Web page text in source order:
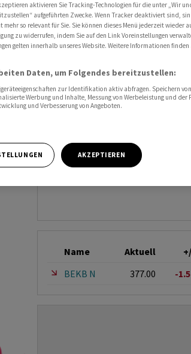
BERNER
Name Aktuell
BEKB N
377.00 -
aktivieren Sie Tracking-Technologien für die unter „Wir
aufgeführten Zwecke. Wenn Tracker deaktiviert sind,
so relevant für Sie. Sie können dieses Menü jederzeit wieder
zu widerrufen, indem Sie auf den Link Voreinstellungen
gelten innerhalb unseres Website. Weitere Informationen finden
Daten, um Folgendes bereitzustellen:
zur Identifikation aktiv abfragen. Speichern
Werbung und Inhalte, Messung von Werbeleistung und der
und Verbesserung von Angeboten.
AKZEPTIEREN